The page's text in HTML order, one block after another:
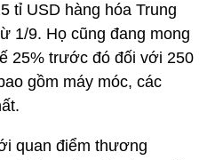
tỉ USD hàng hóa Trung
1/9. Họ cũng đang mong
25% trước đó đối với 250
gồm máy móc, các
quan điểm thương